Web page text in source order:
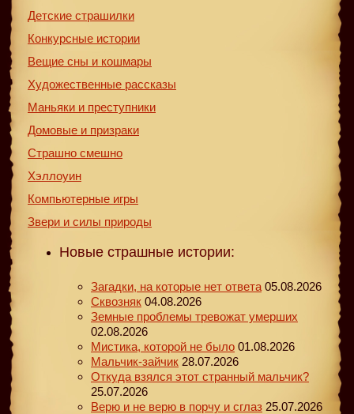
Детские страшилки
Конкурсные истории
Вещие сны и кошмары
Художественные рассказы
Маньяки и преступники
Домовые и призраки
Страшно смешно
Хэллоуин
Компьютерные игры
Звери и силы природы
Новые страшные истории:
Загадки, на которые нет ответа 05.08.2026
Сквозняк 04.08.2026
Земные проблемы тревожат умерших
02.08.2026
Мистика, которой не было 01.08.2026
Мальчик-зайчик 28.07.2026
Откуда взялся этот странный мальчик?
25.07.2026
Верю и не верю в порчу и сглаз 25.07.2026